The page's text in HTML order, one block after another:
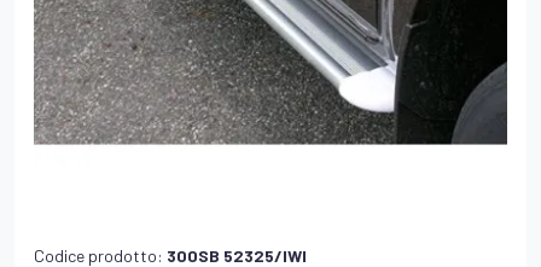
Codice prodotto: 300SB 52325/IWI